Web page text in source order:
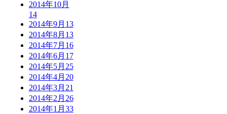
2014年10月
14
2014年9月 13
2014年8月 13
2014年7月 16
2014年6月 17
2014年5月 25
2014年4月 20
2014年3月 21
2014年2月 26
2014年1月 33